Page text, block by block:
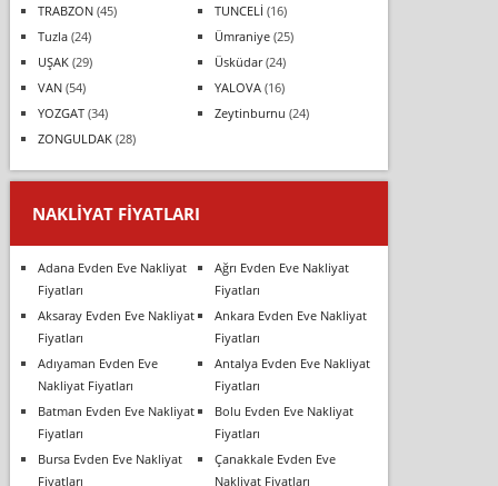
TRABZON(45) TUNCELİ (16)
Tuzla(24) Ümraniye(25)
UŞAK(29) Üsküdar(24)
VAN(54) YALOVA(16)
YOZGAT(34) Zeytinburnu (24)
ZONGULDAK(28)
NAKLIYAT FIYATLARI
Adana Evden Eve Nakliyat
Fiyatları
Ağrı Evden Eve Nakliyat
Fiyatları
Aksaray Evden Eve Nakliyat
Fiyatları
Ankara Evden Eve Nakliyat
Fiyatları
Adıyaman Evden Eve
Nakliyat Fiyatları
Antalya Evden Eve Nakliyat
Fiyatları
Batman Evden Eve Nakliyat
Fiyatları
Bolu Evden Eve Nakliyat
Fiyatları
Bursa Evden Eve Nakliyat
Fiyatları
Çanakkale Evden Eve
Nakliyat Fiyatları